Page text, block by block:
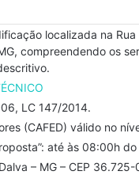
localizada na Rua
compreendendo os
LC 147/2014.
(CAFED) válido no
até às 08:00h
– MG – CEP